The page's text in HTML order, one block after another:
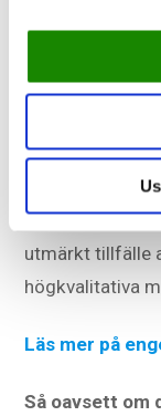
utan också
förnyar sina
välsmakande
Varför är den
Med ett
utmärkt tillfälle
högkvalitativa
Läs mer på
Så oavsett om